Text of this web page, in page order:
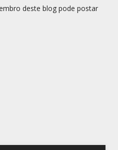
deste blog pode postar